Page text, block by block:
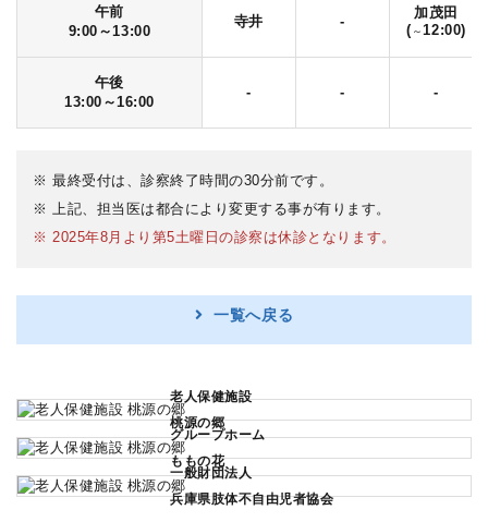
午前
9:00～13:00
寺井 -
加茂田
( ～12:00)
午後
13:00～16:00
- - -
※ 最終受付は、診察終了時間の30分前です。
※ 上記、担当医は都合により変更する事が有ります。
※ 2025年8月より第5土曜日の診察は休診となります。
一覧へ戻る
老人保健施設
桃源の郷
グループホーム
ももの花
一般財団法人
兵庫県肢体不自由児者協会